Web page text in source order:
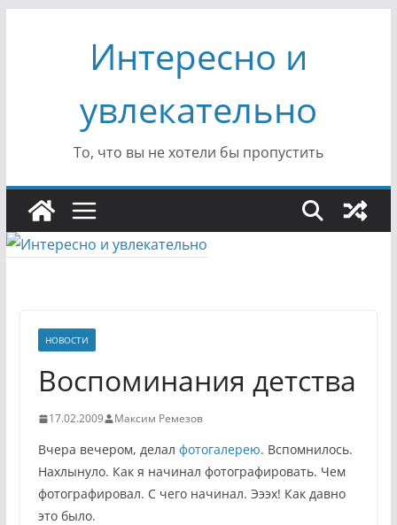
содержимомуИнтересно и
увлекательно
То, что вы не хотели бы пропустить
НОВОСТИ
Воспоминания детства
17.02.2009 Максим Ремезов
Вчера вечером, делал фотогалерею. Вспомнилось.
Нахлынуло. Как я начинал фотографировать. Чем
фотографировал. С чего начинал. Эээх! Как давно
это было.